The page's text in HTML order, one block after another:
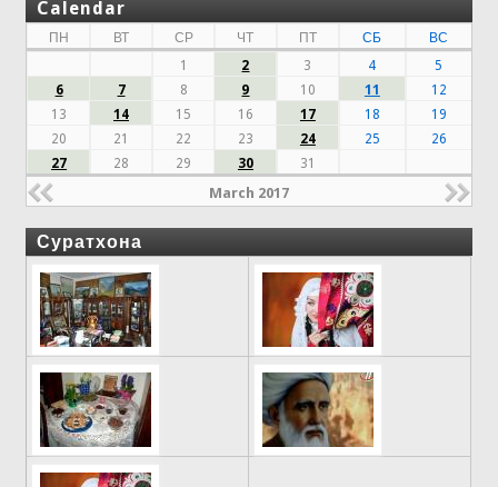
Calendar
ПН ВТ СР ЧТ ПТ СБ
ВС
1
2 3 4
5
6
7 8 9 10 11
12
13
14 15 16 17 18
19
20
21 22 23 24 25
26
27
28 29 30 31
March 2017
Суратхона